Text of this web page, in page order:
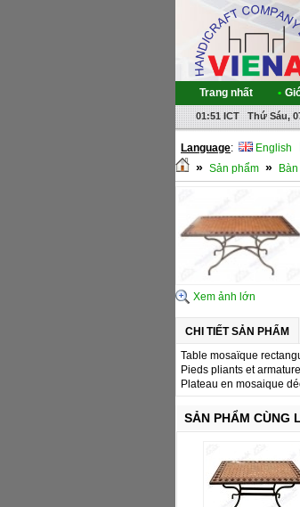
Trang nhất •
01:51 ICT Thứ Sáu,
Language: English
» Sản phẩm »
Xem ảnh lớn
CHI TIẾT SẢN PHẨM
Table mosaïque
Pieds pliants et
Plateau en mosaique
SẢN PHẨM CÙNG